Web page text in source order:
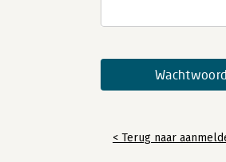
< Terug naar